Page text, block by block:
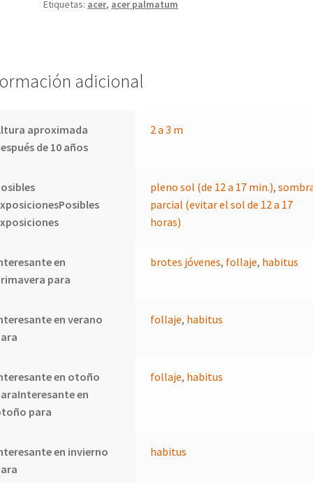
Etiquetas: acer, acer palmatum
adicional
aproximada
de 10 años
2 a 3 m
pleno sol (de 12 a 17 min.),
parcial (evitar el sol de 12 a 17
horas)
en
para
brotes jóvenes, follaje, habitus
en verano
follaje, habitus
en otoño
en
para
follaje, habitus
en invierno
habitus